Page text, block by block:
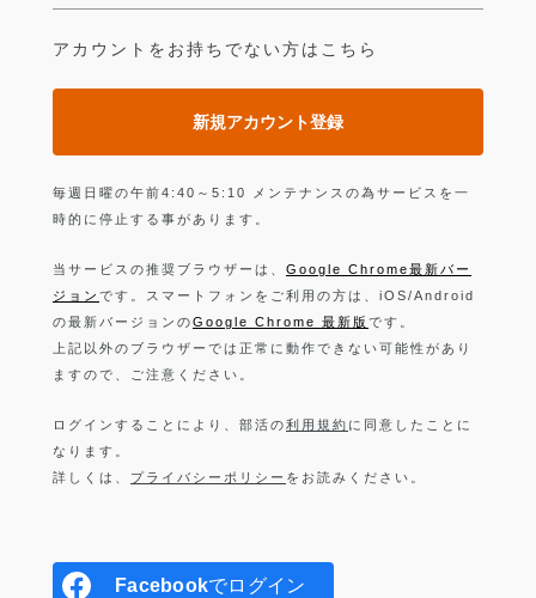
アカウントをお持ちでない方はこちら
新規アカウント登録
毎週日曜の午前4:40～5:10 メンテナンスの為サービスを一
時的に停止する事があります。
当サービスの推奨ブラウザーは、 Google Chrome最新バー
ジョン です。スマートフォンをご利用の方は、iOS/Android
の最新バージョンのGoogle Chrome 最新版 です。
上記以外のブラウザーでは正常に動作できない可能性があり
ますので、ご注意ください。
ログインすることにより、部活の利用規約 に同意したことに
なります。
詳しくは、 プライバシーポリシー をお読みください。
Facebookでログイン